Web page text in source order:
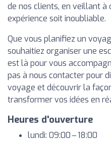
de nos clients, en veillant à
expérience soit inoubliable.
Que vous planifiez un
souhaitiez organiser une
est là pour vous
pas à nous contacter pour
voyage et découvrir la
transformer vos idées en
Heures d'ouverture
lundi: 09:00 – 18:00